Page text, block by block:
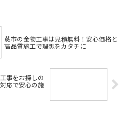
蕨市の金物工事は見積無料！安心価格と
高品質施工で理想をカタチに
事をお探しの
応で安心の施